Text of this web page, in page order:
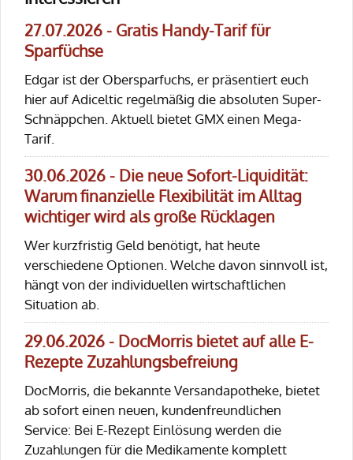
27.07.2026 - Gratis Handy-Tarif für
Sparfüchse
Edgar ist der Obersparfuchs, er präsentiert euch
hier auf Adiceltic regelmäßig die absoluten Super-
Schnäppchen. Aktuell bietet GMX einen Mega-
Tarif.
30.06.2026 - Die neue Sofort-Liquidität:
Warum finanzielle Flexibilität im Alltag
wichtiger wird als große Rücklagen
Wer kurzfristig Geld benötigt, hat heute
verschiedene Optionen. Welche davon sinnvoll ist,
hängt von der individuellen wirtschaftlichen
Situation ab.
29.06.2026 - DocMorris bietet auf alle E-
Rezepte Zuzahlungsbefreiung
DocMorris, die bekannte Versandapotheke, bietet
ab sofort einen neuen, kundenfreundlichen
Service: Bei E-Rezept Einlösung werden die
Zuzahlungen für die Medikamente komplett